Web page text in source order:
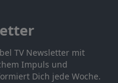
TV Newsletter mit
Impuls und
Dich jede Woche.